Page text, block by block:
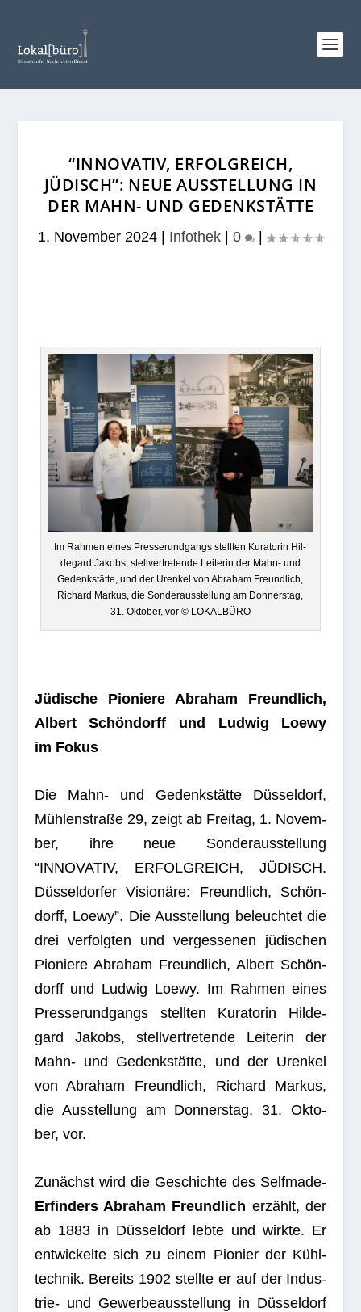
“INNOVATIV, ERFOLGREICH,
JÜDISCH”: NEUE AUSSTELLUNG IN
DER MAHN- UND GEDENKSTÄTTE
1. November 2024 Infothek 0
Im Rah­men eines Pres­se­rund­gangs stell­ten Kura­to­rin Hil­
de­gard Jakobs, stell­ver­tre­tende Lei­te­rin der Mahn- und
Gedenk­stätte, und der Uren­kel von Abra­ham Freund­lich,
Richard Mar­kus, die Son­der­aus­stel­lung am Don­ners­tag,
31. Okto­ber, vor © LOKALBÜRO
Jüdi­sche Pio­niere Abra­ham Freund­lich,
Albert Schön­dorff und Lud­wig Loewy
im Fokus
Die Mahn- und Gedenk­stätte Düs­sel­dorf,
Müh­len­straße 29, zeigt ab Frei­tag, 1. Novem­
ber, ihre neue Son­der­aus­stel­lung
“INNOVATIV, ERFOLGREICH, JÜDISCH.
Düs­sel­dor­fer Visio­näre: Freund­lich, Schön­
dorff, Loewy”. Die Aus­stel­lung beleuch­tet die
drei ver­folg­ten und ver­ges­se­nen jüdi­schen
Pio­niere Abra­ham Freund­lich, Albert Schön­
dorff und Lud­wig Loewy. Im Rah­men eines
Pres­se­rund­gangs stell­ten Kura­to­rin Hil­de­
gard Jakobs, stell­ver­tre­tende Lei­te­rin der
Mahn- und Gedenk­stätte, und der Uren­kel
von Abra­ham Freund­lich, Richard Mar­kus,
die Aus­stel­lung am Don­ners­tag, 31. Okto­
ber, vor.
Zunächst wird die Geschichte des Self­made-
Erfin­ders Abra­ham Freund­lich erzählt, der
ab 1883 in Düs­sel­dorf lebte und wirkte. Er
ent­wi­ckelte sich zu einem Pio­nier der Kühl­
tech­nik. Bereits 1902 stellte er auf der Indus­
trie- und Gewer­be­aus­stel­lung in Düs­sel­dorf